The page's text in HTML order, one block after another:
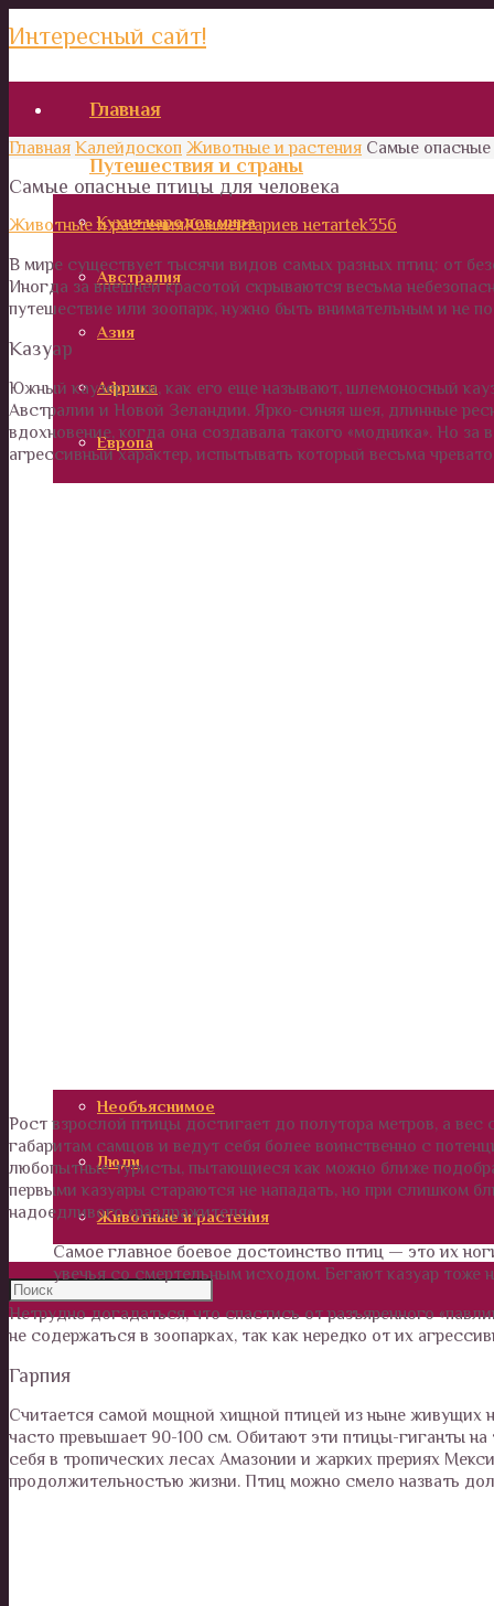
Интересный сайт!
Главная
Путешествия и страны
Кухня народов мира
Австралия
Азия
Африка
Европа
Необъяснимое
Люди
Животные и растения
Главная Калейдоскоп Животные и растения Самые опасные
Самые опасные птицы для человека
Животные и растенияКомментариев нетartek356
В мире существует тысячи видов самых разных птиц: от
Иногда за внешней красотой скрываются весьма
путешествие или зоопарк, нужно быть внимательным и не
Казуар
Южный каузер или, как его еще называют, шлемоносный
Австралии и Новой Зеландии. Ярко-синяя шея, длинные
вдохновение, когда она создавала такого «модника». Но
агрессивный характер, испытывать который весьма
Рост взрослой птицы достигает до полутора метров, а
габаритам самцов и ведут себя более воинственно с
любопытные туристы, пытающиеся как можно ближе
первыми казуары стараются не нападать, но при слишком
надоедливого «раздражителя».
Самое главное боевое достоинство птиц — это их
увечья со смертельным исходом. Бегают казуар тоже
Нетрудно догадаться, что спастись от разъяренного
не содержаться в зоопарках, так как нередко от их
Гарпия
Считается самой мощной хищной птицей из ныне живущих
часто превышает 90-100 см. Обитают эти птицы-гиганты
себя в тропических лесах Амазонии и жарких прериях
продолжительностью жизни. Птиц можно смело назвать